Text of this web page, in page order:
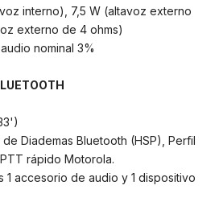
interno), 7,5 W (altavoz externo
externo de 4 ohms)
nominal 3%
Diademas Bluetooth (HSP), Perfil
rápido Motorola.
1 accesorio de audio y 1 dispositivo